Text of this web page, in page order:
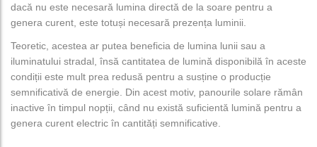
dacă nu este necesară lumina directă de la soare pentru a
genera curent, este totuși necesară prezența luminii.
Teoretic, acestea ar putea beneficia de lumina lunii sau a
iluminatului stradal, însă cantitatea de lumină disponibilă în aceste
condiții este mult prea redusă pentru a susține o producție
semnificativă de energie. Din acest motiv, panourile solare rămân
inactive în timpul nopții, când nu există suficientă lumină pentru a
genera curent electric în cantități semnificative.